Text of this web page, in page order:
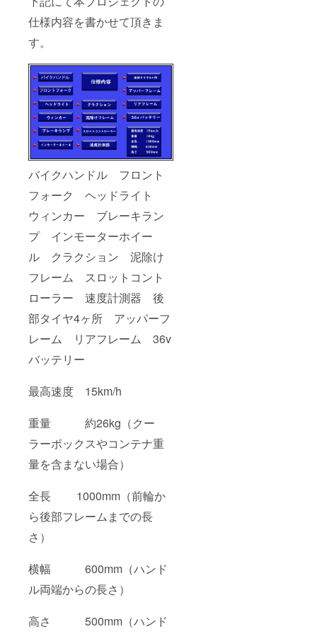
仕様内容を書かせて頂きま
す。
バイクハンドル フロント
フォーク ヘッドライト
ウィンカー ブレーキラン
プ インモーターホイー
ル クラクション 泥除け
フレーム スロットコント
ローラー 速度計測器 後
部タイヤ4ヶ所 アッパーフ
レーム リアフレーム 36v
バッテリー
最高速度 15km/h
重量 約26kg（クー
ラーボックスやコンテナ重
量を含まない場合）
全長 1000mm（前輪か
ら後部フレームまでの長
さ）
横幅 600mm（ハンド
ル両端からの長さ）
高さ 500mm（ハンド